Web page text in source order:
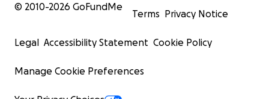
© 2010-2026 GoFundMe
Terms Privacy Notice
Legal Accessibility Statement Cookie Policy
Manage Cookie Preferences